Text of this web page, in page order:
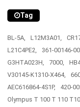
Tag
BL-5A, L12M3A01,
L21C4PE2,
361-00146-00,
G3HTA023H,
7000,
V30145-K1310-X464,
AEC616864-4S1P,
420-
Olympus T 100 T 110